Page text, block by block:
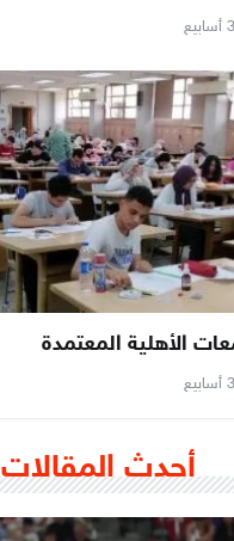
الأهلية المعتمدة
أحدث المقالات